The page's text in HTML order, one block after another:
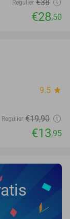
Regulier €38
€28,50
9.5 star
Regulier €19,90
€13,95